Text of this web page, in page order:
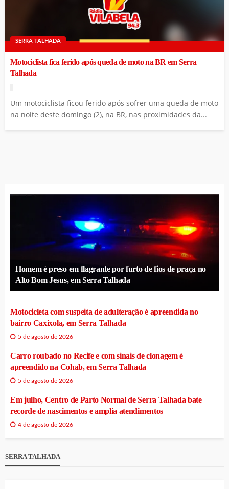
SERRA TALHADA
Motociclista fica ferido após queda de moto na BR em Serra
Talhada
Um motociclista ficou ferido após sofrer uma queda de moto
na noite deste domingo (2), na BR, nas proximidades da...
Homem é preso em flagrante por furto de fios de praça no
Alto Bom Jesus, em Serra Talhada
Motocicleta com suspeita de adulteração é apreendida no
bairro Caxixola, em Serra Talhada
5 de agosto de 2026
Carro roubado no Recife e com sinais de clonagem é
apreendido na Cohab, em Serra Talhada
5 de agosto de 2026
Em julho, Centro de Parto Normal de Serra Talhada bate
recorde de nascimentos e amplia atendimentos
4 de agosto de 2026
SERRA TALHADA